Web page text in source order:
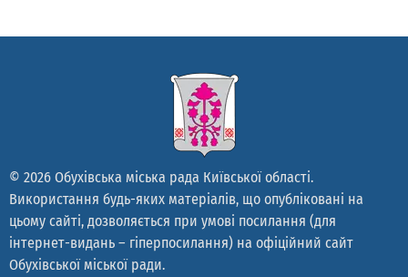
© 2026 Обухівська міська рада Київської області.
Використання будь-яких матеріалів, що опубліковані на
цьому сайті, дозволяється при умові посилання (для
інтернет-видань – гіперпосилання) на офіційний сайт
Обухівської міської ради.